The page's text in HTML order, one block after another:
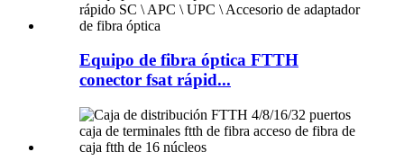
Equipo de fibra óptica FTTH
conector fsat rápid...